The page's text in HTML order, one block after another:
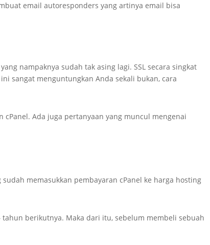
email autoresponders yang artinya email bisa
yang nampaknya sudah tak asing lagi. SSL secara singkat
ini sangat menguntungkan Anda sekali bukan, cara
Ada juga pertanyaan yang muncul mengenai
memasukkan pembayaran cPanel ke harga hosting
berikutnya. Maka dari itu, sebelum membeli sebuah